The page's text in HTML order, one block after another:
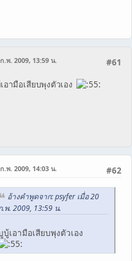
#61
.พ. 2009, 13:59 น.
อามือเสียบพุงตัวเอง
#62
.พ. 2009, 14:03 น.
อ้างคำพูดจาก: psyfer เมื่อ 20
.พ. 2009, 13:59 น.
บู้เอามือเสียบพุงตัวเอง